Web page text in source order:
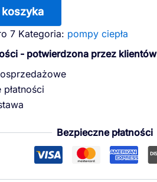
koszyka
7 Kategoria: pompy ciepła
- potwierdzona przez klientów
Bezpieczne płatności